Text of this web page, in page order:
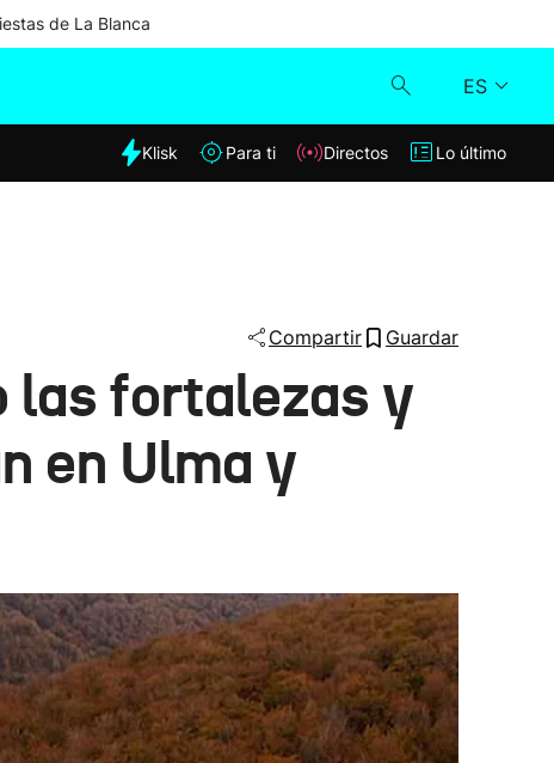
de La Blanca
ES
Klisk
Lo último
Klisk Para ti Directos Lo último
Compartir Guardar
las fortalezas y
en Ulma y